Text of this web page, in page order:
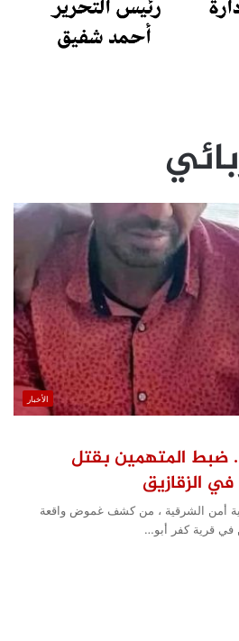
الأخبار
ضبط المتهمين بقتل
الزقازيق
أمن الشرقية ، من كشف غموض واقعة
قرية كفر أبو…